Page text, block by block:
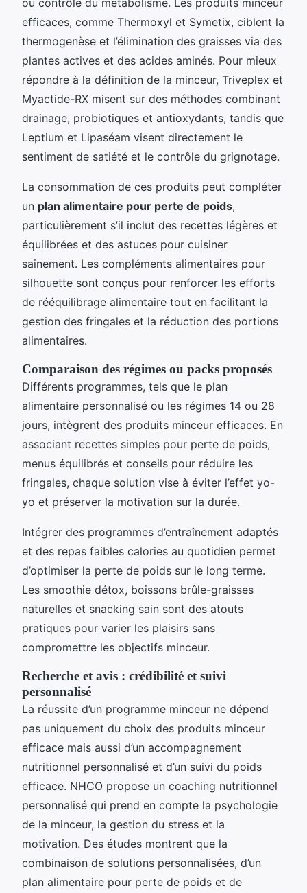
efficaces, comme Thermoxyl et Symetix, ciblent la
thermogenèse et l’élimination des graisses via des
plantes actives et des acides aminés. Pour mieux
répondre à la définition de la minceur, Triveplex et
Myactide-RX misent sur des méthodes combinant
drainage, probiotiques et antioxydants, tandis que
Leptium et Lipaséam visent directement le
sentiment de satiété et le contrôle du grignotage.
La consommation de ces produits peut compléter
un plan alimentaire pour perte de poids,
particulièrement s’il inclut des recettes légères et
équilibrées et des astuces pour cuisiner
sainement. Les compléments alimentaires pour
silhouette sont conçus pour renforcer les efforts
de rééquilibrage alimentaire tout en facilitant la
gestion des fringales et la réduction des portions
alimentaires.
Comparaison des régimes ou packs proposés
Différents programmes, tels que le plan
alimentaire personnalisé ou les régimes 14 ou 28
jours, intègrent des produits minceur efficaces. En
associant recettes simples pour perte de poids,
menus équilibrés et conseils pour réduire les
fringales, chaque solution vise à éviter l’effet yo-
yo et préserver la motivation sur la durée.
Intégrer des programmes d’entraînement adaptés
et des repas faibles calories au quotidien permet
d’optimiser la perte de poids sur le long terme.
Les smoothie détox, boissons brûle-graisses
naturelles et snacking sain sont des atouts
pratiques pour varier les plaisirs sans
compromettre les objectifs minceur.
Recherche et avis : crédibilité et suivi
personnalisé
La réussite d’un programme minceur ne dépend
pas uniquement du choix des produits minceur
efficace mais aussi d’un accompagnement
nutritionnel personnalisé et d’un suivi du poids
efficace. NHCO propose un coaching nutritionnel
personnalisé qui prend en compte la psychologie
de la minceur, la gestion du stress et la
motivation. Des études montrent que la
combinaison de solutions personnalisées, d’un
plan alimentaire pour perte de poids et de